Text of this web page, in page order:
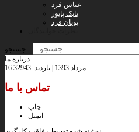
عباس فرد
بابک پایور
پویان فرد
جستجو...
درباره ما
16 مرداد 1393 | بازدید: 32943
تماس با ما
چاپ
ایمیل